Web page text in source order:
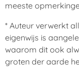
meeste
* Auteur verwerkt
eigenwijs is
waarom dit ook
groten der aarde